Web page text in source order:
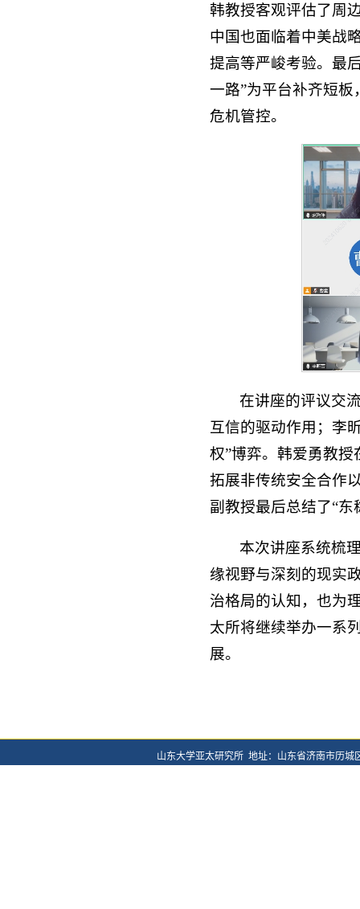
韩教授客观评估了周
中国也面临着中美战
提高等严峻考验。最
一路”为平台补齐短
危机管控。
在讲座的评议交
互信的驱动作用；李
权”博弈。韩爱勇教
拓展非传统安全合作
副教授最后总结了“
本次讲座系统梳
缘视野与深刻的现实
治格局的认知，也为
太所将继续举办一系
展。
山东大学亚太研究所 地址：山东省济南市历城